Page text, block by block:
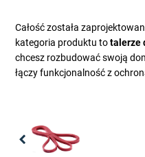
Całość została
kategoria produktu totalerze
chcesz rozbudować swoją
łączy funkcjonalność z